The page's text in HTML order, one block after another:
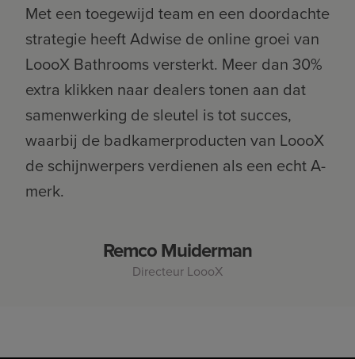
Met een toegewijd team en een doordachte
strategie heeft Adwise de online groei van
LoooX Bathrooms versterkt. Meer dan 30%
extra klikken naar dealers tonen aan dat
samenwerking de sleutel is tot succes,
waarbij de badkamerproducten van LoooX
de schijnwerpers verdienen als een echt A-
merk.
Remco Muiderman
Directeur LoooX